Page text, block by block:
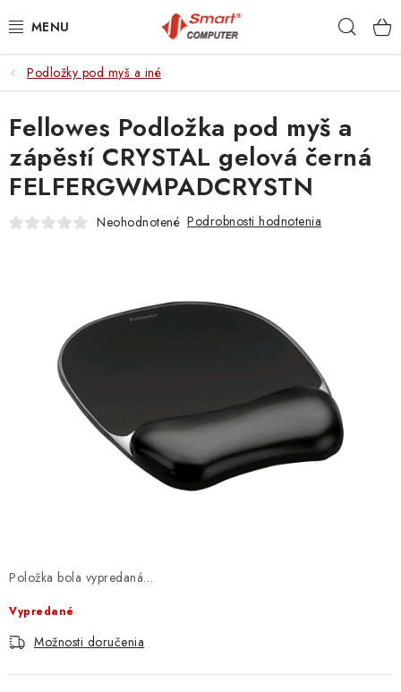
na
NOTEBOOKY
MOBILNÉ ZARIADENIA
PC A KOMPONENTY
PERIFÉRIE
ELEKTRONIKA
DOMÁCNOSŤ
: TOP PRODUKTY
: NOVÉ PRODUKTY
Podložky pod myš a iné
Položka bola vypredaná…
Vypredané
Možnosti doručenia
Fellowes Podložka pod myš a
zápěstí CRYSTAL gelová černá
FELFERGWMPADCRYSTN
Neohodnotené Podrobnosti hodnotenia